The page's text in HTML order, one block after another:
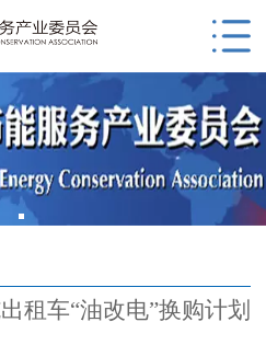
租车“油改电”换购计划